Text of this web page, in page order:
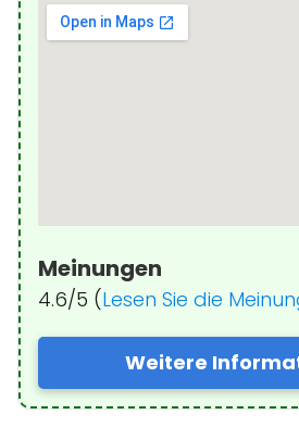
Meinungen
4.6/5 (Lesen Sie die
Weitere